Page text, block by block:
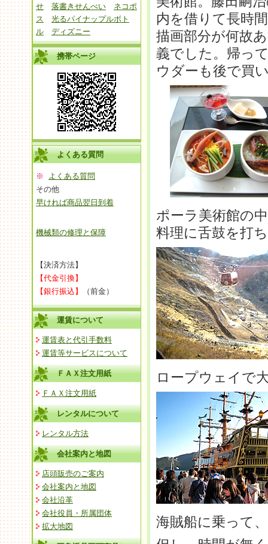
せ
落書きせんべい
ネコポ
ス
光るパイナップルボト
ル
ディズニー
携帯ページ
よくある質問
※
よくある質問
その他
早ければ商品翌日到着
機械類の修理と保障
【決済方法】
【代金引換】
【銀行振込】
（前金）
運賃について
運賃表と代引手数料
運賃等サービスについて
ＦＡＸ注文用紙
ＦＡＸ注文用紙
レンタルについて
レンタル方法
会社案内と地図
店頭販売のご案内
会社案内と地図
会社沿革
会社役員・所属団体
拡大地図
内を借りて長時
描画部分が何故
義でした。帰っ
ウダーも後で買
ポーラ美術館の
料理に舌鼓を打
ロープウェイで
海賊船に乗って